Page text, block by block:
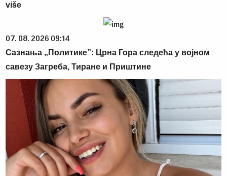
više
07. 08. 2026 09:14
Сазнања „Политике”: Црна Гора следећа у војном
савезу Загреба, Тиране и Приштине